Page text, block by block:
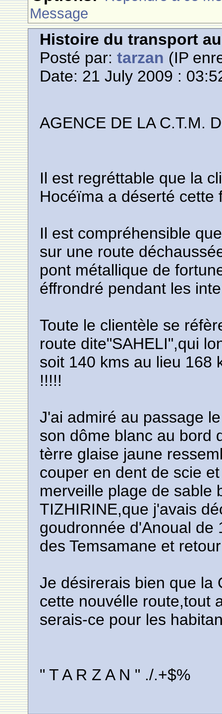
Message
Histoire du transport
Posté par:tarzan (IP
Date: 21 July 2009 :
AGENCE DE LA C.T.M.
Il est regréttable que la
Hocéïma a déserté cette
Il est compréhensible
sur une route
pont métallique de
éffrondré pendant les
Toute le clientèle se
route dite"SAHELI",qui
soit 140 kms au lieu 168
!!!!!
J'ai admiré au passage
son dôme blanc au bord
tèrre glaise jaune
couper en dent de scie
merveille plage de sable
TIZHIRINE,que j'avais
goudronnée d'Anoual de
des Temsamane et
Je désirerais bien que la
cette nouvélle route,tout
serais-ce pour les
" T A R Z A N " ./.+$%